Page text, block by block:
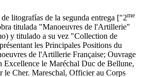
litografías de la segunda entrega ["2me
titulada "Manoeuvres de l'Artillerie"
y titulado a su vez "Collection de
les Principales Positions du
de l'Artillerie Française; Ouvrage
Excellence le Maréchal Duc de Bellune,
le Cher. Mareschal, Officier au Corps